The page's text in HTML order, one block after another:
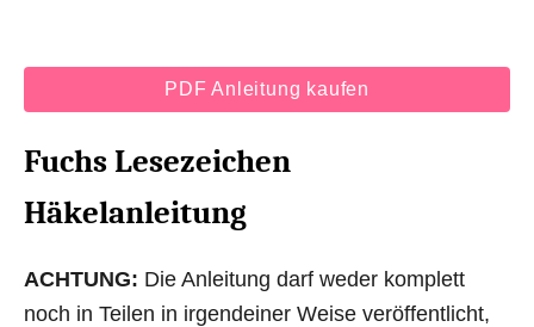
PDF Anleitung kaufen
Fuchs Lesezeichen
Häkelanleitung
ACHTUNG: Die Anleitung darf weder komplett
noch in Teilen in irgendeiner Weise veröffentlicht,